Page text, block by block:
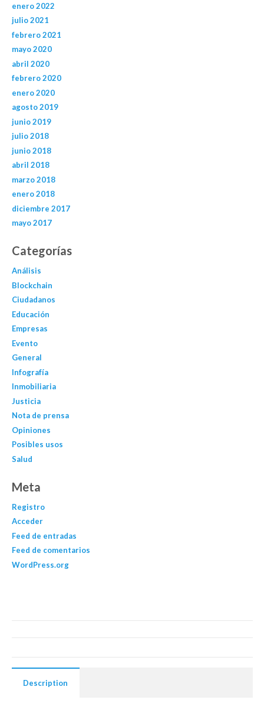
enero 2022
julio 2021
febrero 2021
mayo 2020
abril 2020
febrero 2020
enero 2020
agosto 2019
junio 2019
julio 2018
junio 2018
abril 2018
marzo 2018
enero 2018
diciembre 2017
mayo 2017
Categorías
Análisis
Blockchain
Ciudadanos
Educación
Empresas
Evento
General
Infografía
Inmobiliaria
Justicia
Nota de prensa
Opiniones
Posibles usos
Salud
Meta
Registro
Acceder
Feed de entradas
Feed de comentarios
WordPress.org
Description